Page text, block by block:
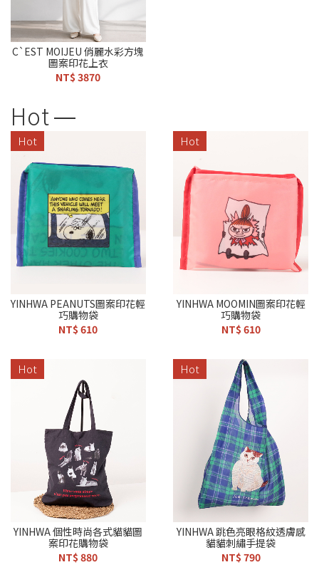
C`EST MOIJEU 俏麗水彩方塊
圖案印花上衣
NT$ 3870
Hot
Hot
YINHWA PEANUTS圖案印花輕
巧購物袋
NT$ 610
Hot
YINHWA MOOMIN圖案印花輕
巧購物袋
NT$ 610
Hot
YINHWA 個性時尚各式貓貓圖
案印花購物袋
NT$ 880
Hot
YINHWA 跳色亮眼格紋透膚感
貓貓刺繡手提袋
NT$ 790